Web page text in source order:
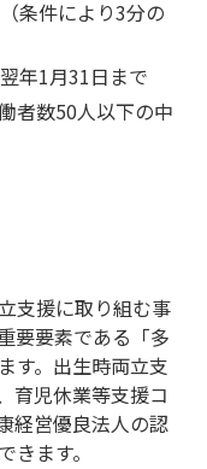
条件により3分の
年1月31日まで
者数50人以下の中
支援に取り組む事
要要素である「多
す。出生時両立支
育児休業等支援コ
経営優良法人の認
ます。